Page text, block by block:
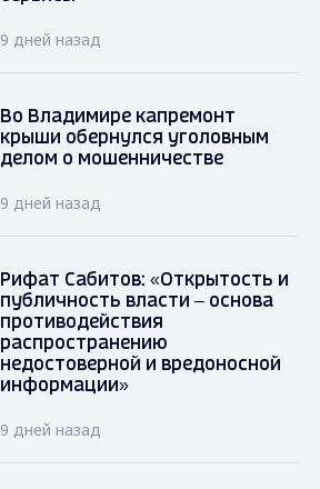
9 дней назад
Во Владимире капремонт
крыши обернулся уголовным
делом о мошенничестве
9 дней назад
Рифат Сабитов: «Открытость и
публичность власти – основа
противодействия
распространению
недостоверной и вредоносной
информации»
9 дней назад